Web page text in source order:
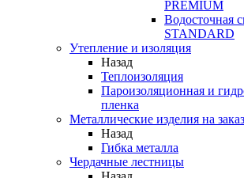
PREMIUM
Водосточная
STANDARD
Утепление и изоляция
Назад
Теплоизоляция
Пароизоляционная и
пленка
Металлические изделия на заказ
Назад
Гибка металла
Чердачные лестницы